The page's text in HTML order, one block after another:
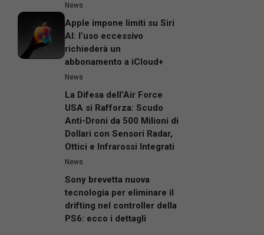
News
Apple impone limiti su Siri
AI: l’uso eccessivo
richiederà un
abbonamento a iCloud+
News
La Difesa dell’Air Force
USA si Rafforza: Scudo
Anti-Droni da 500 Milioni di
Dollari con Sensori Radar,
Ottici e Infrarossi Integrati
News
Sony brevetta nuova
tecnologia per eliminare il
drifting nel controller della
PS6: ecco i dettagli